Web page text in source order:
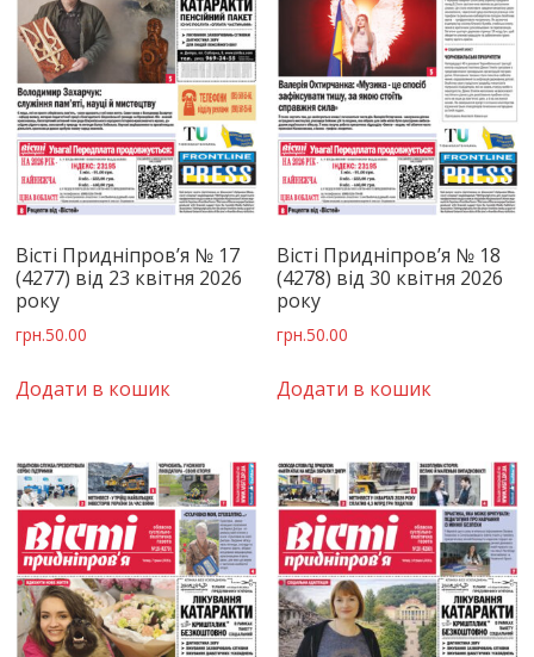
Вісті Придніпров’я № 17
(4277) від 23 квітня 2026
року
грн.50.00
Додати в кошик
Вісті Придніпров’я № 18
(4278) від 30 квітня 2026
року
грн.50.00
Додати в кошик